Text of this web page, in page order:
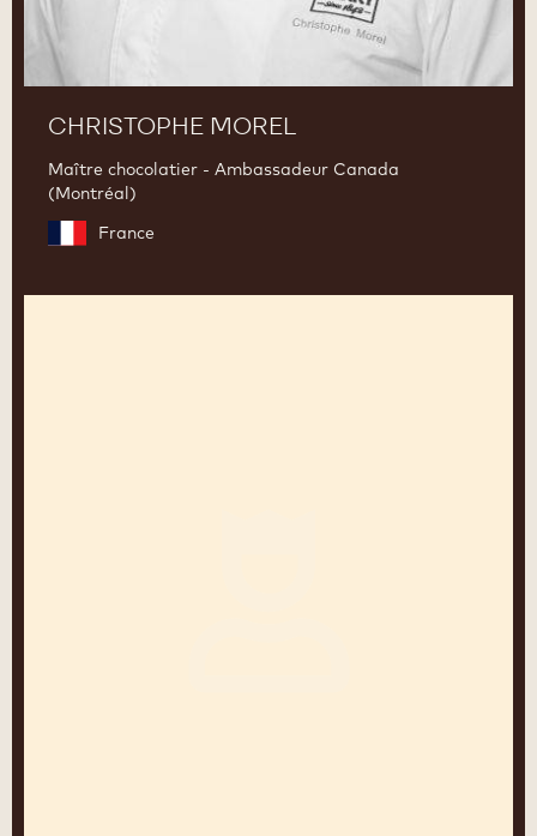
CHRISTOPHE MOREL
Maître chocolatier - Ambassadeur Canada
(Montréal)
France